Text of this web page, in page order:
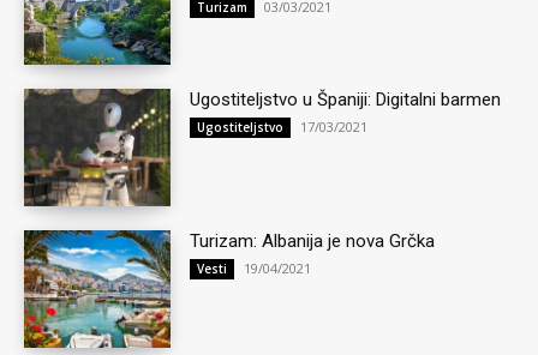
Turizam 03/03/2021
Ugostiteljstvo u Španiji: Digitalni barmen
Ugostiteljstvo 17/03/2021
Turizam: Albanija je nova Grčka
Vesti 19/04/2021